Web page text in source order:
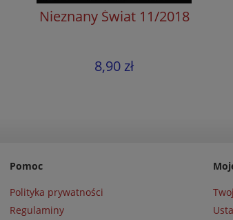
Nieznany Świat 11/2018
8,90 zł
Pomoc
Polityka prywatności
Regulaminy